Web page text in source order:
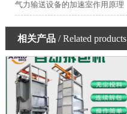
气力输送设备的加速室作用原理
相关产品/ Related products